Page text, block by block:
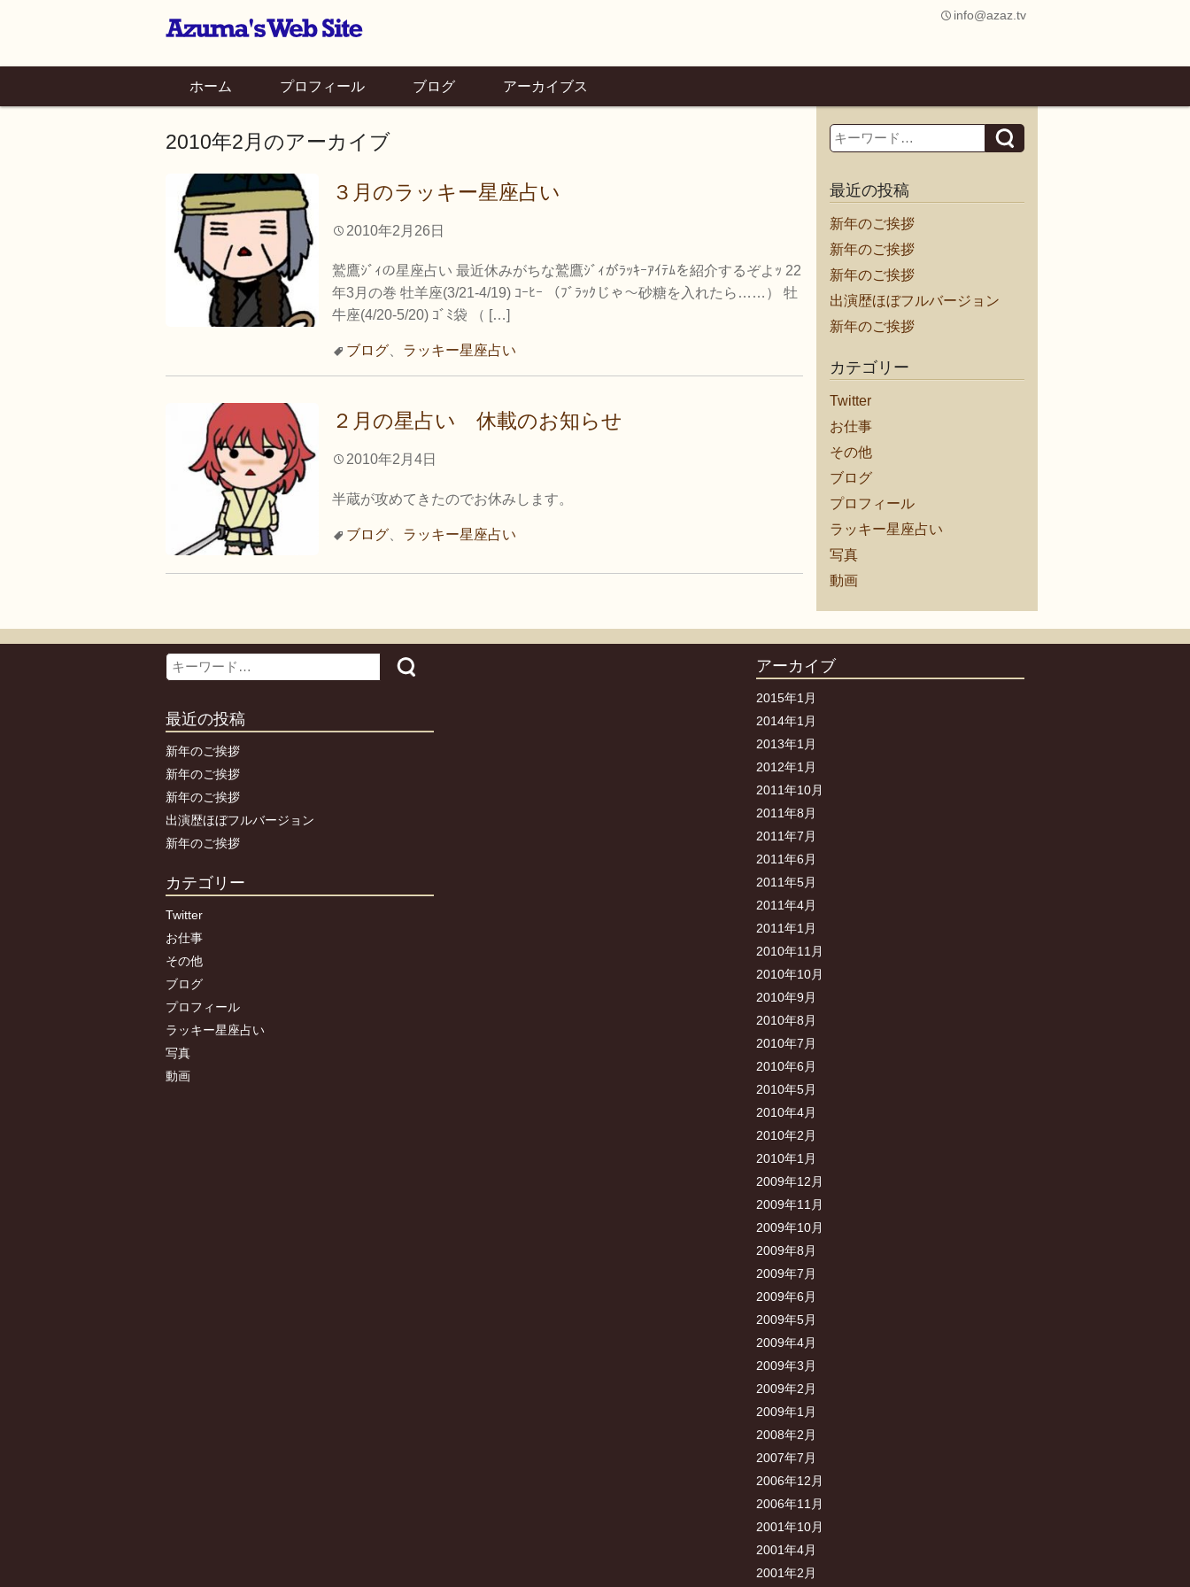
info@azaz.tv
ホーム プロフィール ブログ アーカイブス
2010年2月 のアーカイブ
３月のラッキー星座占い
2010年2月26日
鷲鷹ｼﾞｨの星座占い 最近休みがちな鷲鷹ｼﾞｨがﾗｯｷｰｱｲﾃﾑを紹介するぞよｯ 22
年3月の巻 牡羊座(3/21-4/19) ｺｰﾋｰ （ﾌﾞﾗｯｸじゃ～砂糖を入れたら……） 牡
牛座(4/20-5/20) ｺﾞﾐ袋 （ […]
ブログ、 ラッキー星座占い
２月の星占い 休載のお知らせ
2010年2月4日
半蔵が攻めてきたのでお休みします。
ブログ、 ラッキー星座占い
Search
最近の投稿
新年のご挨拶
新年のご挨拶
新年のご挨拶
出演歴ほぼフルバージョン
新年のご挨拶
カテゴリー
Twitter
お仕事
その他
ブログ
プロフィール
ラッキー星座占い
写真
動画
Search
最近の投稿
新年のご挨拶
新年のご挨拶
新年のご挨拶
出演歴ほぼフルバージョン
新年のご挨拶
カテゴリー
Twitter
お仕事
その他
ブログ
プロフィール
ラッキー星座占い
写真
動画
アーカイブ
2015年1月
2014年1月
2013年1月
2012年1月
2011年10月
2011年8月
2011年7月
2011年6月
2011年5月
2011年4月
2011年1月
2010年11月
2010年10月
2010年9月
2010年8月
2010年7月
2010年6月
2010年5月
2010年4月
2010年2月
2010年1月
2009年12月
2009年11月
2009年10月
2009年8月
2009年7月
2009年6月
2009年5月
2009年4月
2009年3月
2009年2月
2009年1月
2008年2月
2007年7月
2006年12月
2006年11月
2001年10月
2001年4月
2001年2月